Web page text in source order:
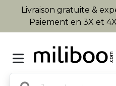
Livraison gratuite &
Paiement en 3X et